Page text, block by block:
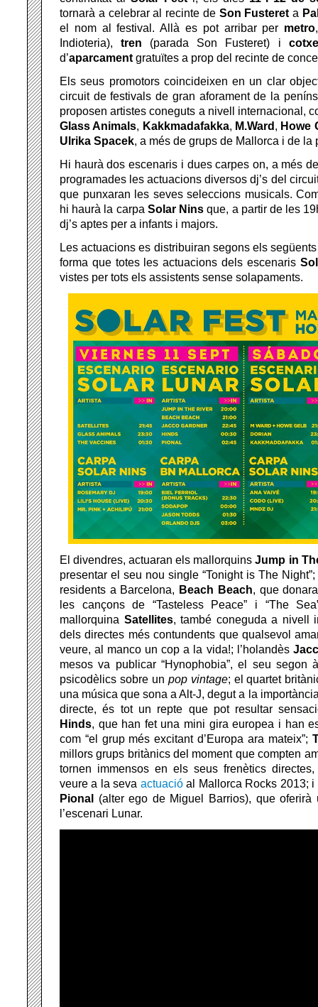
tornarà a celebrar al recinte de Son Fusteret a
el nom al festival. Allà es pot arribar per metro
Indioteria),tren (parada Son Fusteret) i cotxe
d’aparcament gratuïtes a prop del recinte de
Els seus promotors coincideixen en un clar
circuit de festivals de gran aforament de la
proposen artistes coneguts a nivell internacional,
Glass Animals, Kakkmadafakka, M.Ward , Howe
Ulrika Spacek, a més de grups de Mallorca i de la
Hi haurà dos escenaris i dues carpes on, a més
programades les actuacions diversos dj’s del
que punxaran les seves seleccions musicals.
hi haurà la carpa Solar Nins que, a partir de les
dj’s aptes per a infants i majors.
Les actuacions es distribuiran segons els
forma que totes les actuacions dels escenaris
vistes per tots els assistents sense solapaments.
El divendres, actuaran els mallorquinsJump in
presentar el seu nou single “Tonight is The
residents a Barcelona, Beach Beach, que
les cançons de “Tasteless Peace” i “The
mallorquina Satellites, també coneguda a nivell
dels directes més contundents que qualsevol
veure, al manco un cop a la vida!; l’holandès
mesos va publicar “Hynophobia”, el seu segon
psicodèlics sobre un pop vintage; el quartet
una música que sona a Alt-J, degut a la
directe, és tot un repte que pot resultar
Hinds, que han fet una mini gira europea i han
com “el grup més excitant d’Europa ara mateix”;
millors grups britànics del moment que compten
tornen immensos en els seus frenètics
veure a la seva actuació al Mallorca Rocks 2013;
Pional
(alter ego de Miguel Barrios), que
l’escenari Lunar.